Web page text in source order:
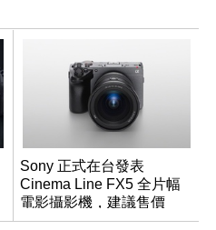
Sony 正式在台發表
Cinema Line FX5 全片幅
電影攝影機，建議售價
NT$144,980